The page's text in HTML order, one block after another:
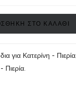
ΣΤΟ ΚΑΛΑΘΙ
για Κατερίνη - Πιερία,
Πιερία.